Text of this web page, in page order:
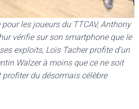
les joueurs du TTCAV, Anthony
vérifie sur son smartphone que le
exploits, Loïs Tacher profite d’un
Walzer à moins que ce ne soit
du désormais célèbre